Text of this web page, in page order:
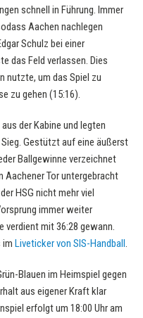
schnell in Führung. Immer
Aachen nachlegen
Schulz bei einer
das Feld verlassen. Dies
nutzte, um das Spiel zu
zu gehen (15:16).
der Kabine und legten
Gestützt auf eine äußerst
Ballgewinne verzeichnet
Aachener Tor untergebracht
HSG nicht mehr viel
immer weiter
verdient mit 36:28 gewann.
im Liveticker von SIS-Handball.
Blauen im Heimspiel gegen
aus eigener Kraft klar
erfolgt um 18:00 Uhr am